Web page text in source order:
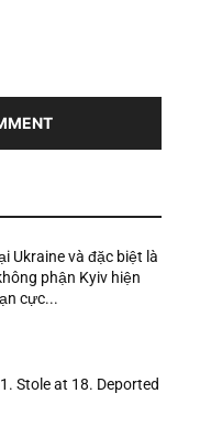
Ukraine và đặc biệt là
phận Kyiv hiện
cực...
Stole at 18. Deported